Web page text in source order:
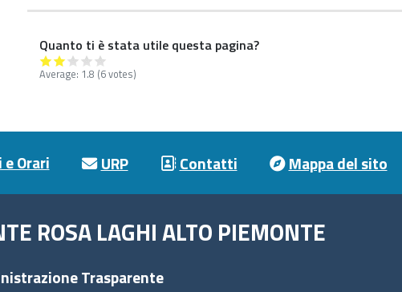
Quanto ti è stata utile questa pagina?
Average: 1.8 (6 votes)
e Orari URP Contatti Mappa del sito
ROSA LAGHI ALTO PIEMONTE
Trasparente